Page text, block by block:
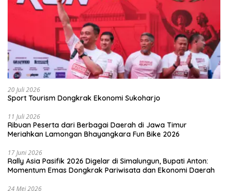
20 Juli 2026
Sport Tourism Dongkrak Ekonomi Sukoharjo
11 Juli 2026
Ribuan Peserta dari Berbagai Daerah di Jawa Timur
Meriahkan Lamongan Bhayangkara Fun Bike 2026
17 Juni 2026
Rally Asia Pasifik 2026 Digelar di Simalungun, Bupati Anton:
Momentum Emas Dongkrak Pariwisata dan Ekonomi Daerah
24 Mei 2026